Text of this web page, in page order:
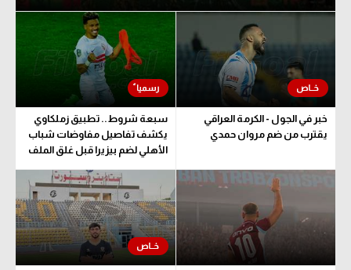
خبر في الجول - الكرمة العراقي
يقترب من ضم مروان حمدي
سبعة شروط.. تطبيق زملكاوي
يكشف تفاصيل مفاوضات شباب
الأهلي لضم بيزيرا قبل غلق الملف